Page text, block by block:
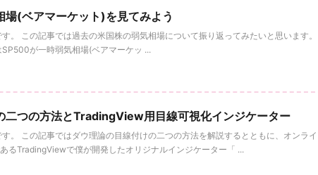
場(ベアマーケット)を見てみよう
。 この記事では過去の米国株の弱気相場について振り返ってみたいと思います。
が一時弱気相場(ベアマーケッ ...
二つの方法とTradingView用目線可視化インジケーター
。 この記事ではダウ理論の目線付けの二つの方法を解説するとともに、オンライ
るTradingViewで僕が開発したオリジナルインジケーター「 ...